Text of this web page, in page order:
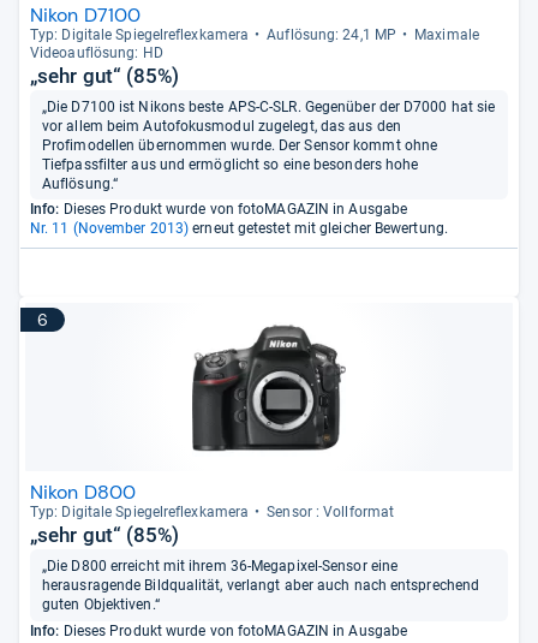
Nikon D7100
Typ: Digi­tale Spie­gel­re­flex­ka­mera Auf­lö­sung: 24,1 MP
Maxi­male
Videoauf­lö­sung: HD
„sehr gut“ (85%)
„Die D7100 ist Nikons beste APS-C-SLR. Gegenüber der D7000 hat sie
vor allem beim Autofokusmodul zugelegt, das aus den
Profimodellen übernommen wurde. Der Sensor kommt ohne
Tiefpassfilter aus und ermöglicht so eine besonders hohe
Auflösung.“
Info: Dieses Produkt wurde von fotoMAGAZIN in Ausgabe
Nr. 11 (November 2013) erneut getestet mit gleicher Bewertung.
6
Nikon D800
Typ: Digi­tale Spie­gel­re­flex­ka­mera Sen­sor : Voll­for­mat
„sehr gut“ (85%)
„Die D800 erreicht mit ihrem 36-Megapixel-Sensor eine
herausragende Bildqualität, verlangt aber auch nach entsprechend
guten Objektiven.“
Info: Dieses Produkt wurde von fotoMAGAZIN in Ausgabe